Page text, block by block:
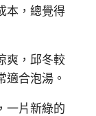
本，總覺得
爽，邱冬較
適合泡湯。
一片新綠的